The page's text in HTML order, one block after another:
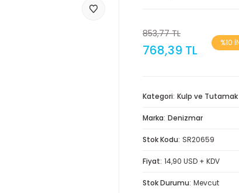
853,77 TL
768,39 TL %10
Kategori Kulp ve Tutamak
Marka Denizmar
Stok Kodu SR20659
Fiyat 14,90 USD + KDV
Stok Durumu Mevcut